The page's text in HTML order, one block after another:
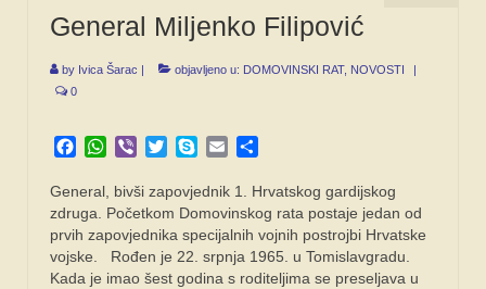
General Miljenko Filipović
by Ivica Šarac | objavljeno u: DOMOVINSKI RAT, NOVOSTI
|
0
Facebook
WhatsApp
Viber TwitterSkypeEmail
General, bivši zapovjednik 1. Hrvatskog gardijskog
zdruga. Početkom Domovinskog rata postaje jedan od
prvih zapovjednika specijalnih vojnih postrojbi Hrvatske
vojske. Rođen je 22. srpnja 1965. u Tomislavgradu.
Kada je imao šest godina s roditeljima se preseljava u